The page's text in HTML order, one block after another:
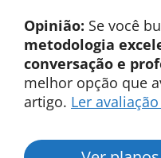
Opinião: Se você
metodologia
conversação e
melhor opção que
artigo. Ler